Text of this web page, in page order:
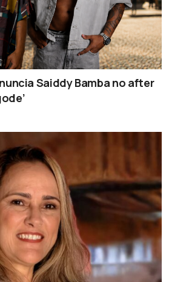
Saiddy Bamba no after